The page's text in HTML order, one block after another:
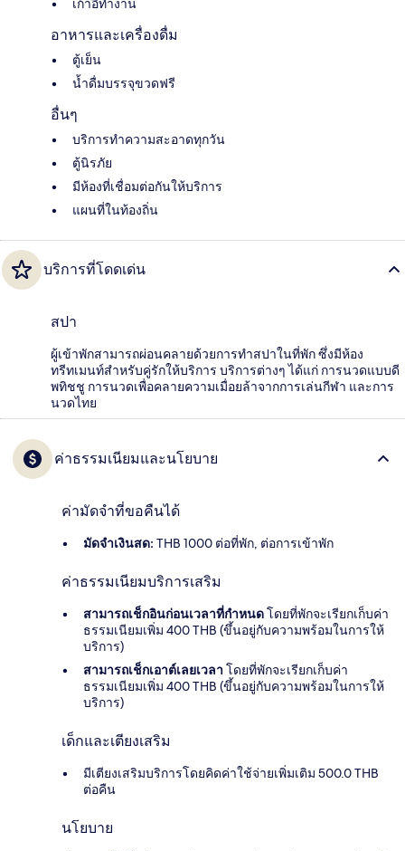
เก้าอี้ทำงาน
อาหารและเครื่องดื่ม
ตู้เย็น
น้ำดื่มบรรจุขวดฟรี
อื่นๆ
บริการทำความสะอาดทุกวัน
ตู้นิรภัย
มีห้องที่เชื่อมต่อกันให้บริการ
แผนที่ในท้องถิ่น
บริการที่โดดเด่น
สปา
ผู้เข้าพักสามารถผ่อนคลายด้วยการทำสปาในที่พัก ซึ่งมีห้อง
ทรีทเมนท์สำหรับคู่รักให้บริการ บริการต่างๆ ได้แก่ การนวดแบบดี
พทิชชู การนวดเพื่อคลายความเมื่อยล้าจากการเล่นกีฬา และการ
นวดไทย
ค่าธรรมเนียมและนโยบาย
ค่ามัดจำที่ขอคืนได้
มัดจำเงินสด: THB 1000 ต่อที่พัก, ต่อการเข้าพัก
ค่าธรรมเนียมบริการเสริม
สามารถเช็กอินก่อนเวลาที่กำหนดโดยที่พักจะเรียกเก็บค่า
ธรรมเนียมเพิ่ม 400 THB (ขึ้นอยู่กับความพร้อมในการให้
บริการ)
สามารถเช็กเอาต์เลยเวลา โดยที่พักจะเรียกเก็บค่า
ธรรมเนียมเพิ่ม 400 THB (ขึ้นอยู่กับความพร้อมในการให้
บริการ)
เด็กและเตียงเสริม
มีเตียงเสริมบริการโดยคิดค่าใช้จ่ายเพิ่มเติม 500.0 THB
ต่อคืน
นโยบาย